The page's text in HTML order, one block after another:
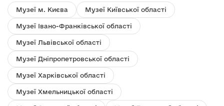
Музеї м. Києва Музеї Київської області
Музеї Івано-Франківської області
Музеї Львівської області
Музеї Дніпропетровської області
Музеї Харківської області
Музеї Хмельницької області